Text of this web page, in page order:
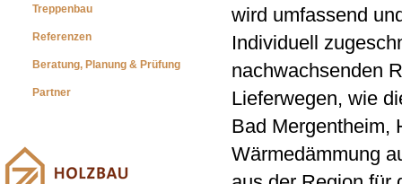
Treppenbau
Referenzen
Beratung, Planung & Prüfung
Partner
wird umfassend
Individuell
nachwachsenden
Lieferwegen, wie
Bad Mergentheim,
Wärmedämmung